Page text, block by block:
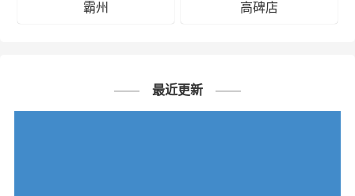
霸州 高碑店
最近更新